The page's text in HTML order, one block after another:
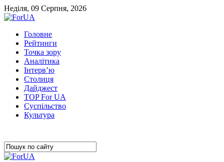
Неділя, 09 Серпня, 2026
Головне
Рейтинги
Точка зору
Аналітика
Інтерв’ю
Столиця
Дайджест
TOP For UA
Суспiльство
Культура